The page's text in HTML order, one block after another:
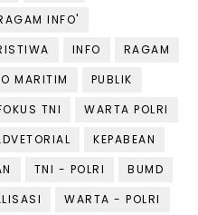
INFO'
INFO
RAGAM
MARITIM
PUBLIK
TNI
WARTA POLRI
KEPABEAN
TNI - POLRI
BUMD
WARTA - POLRI